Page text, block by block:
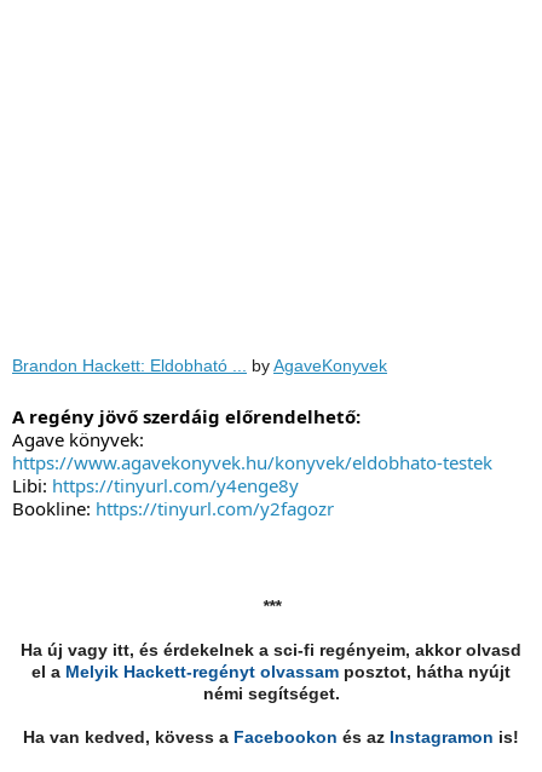
Brandon Hackett: Eldobható ... byAgaveKonyvek
A regény jövő szerdáig előrendelhető:
https://www.agavekonyvek.hu/konyvek/eldobhato-testek
Libi: https://tinyurl.com/y4enge8y
Bookline: https://tinyurl.com/y2fagozr
***
Ha új vagy itt, és érdekelnek a sci-fi regényeim, akkor olvasd
el a Melyik Hackett-regényt olvassam posztot, hátha nyújt
némi segítséget.
Ha van kedved, kövess a Facebookon és az Instagramon is!